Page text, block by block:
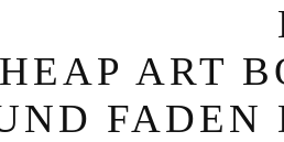
ART